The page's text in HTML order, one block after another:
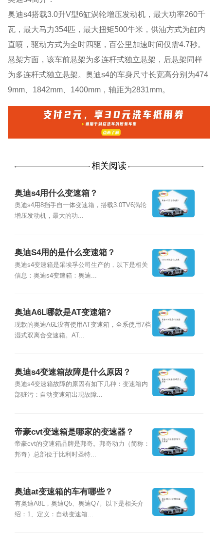
奥迪s4搭载3.0升V型6缸涡轮增压发动机，最大功率260千
瓦，最大马力354匹，最大扭矩500牛米，供油方式为缸内
直喷，驱动方式为全时四驱，百公里加速时间仅需4.7秒。
悬架方面，该车前悬架为多连杆式独立悬架，后悬架同样
为多连杆式独立悬架。奥迪s4的车身尺寸长宽高分别为474
9mm、1842mm、1400mm，轴距为2831mm。
相关阅读
奥迪s4用什么变速箱？
奥迪s4用8挡手自一体变速箱，搭载3.0TV6涡轮
增压发动机，最大的功...
奥迪S4用的是什么变速箱？
奥迪s4变速箱是采埃孚公司生产的，以下是相关
信息：奥迪s4变速箱：奥迪...
奥迪A6L哪款是AT变速箱?
现款的奥迪A6L没有使用AT变速箱，全系使用7档
湿式双离合变速箱。AT...
奥迪s4变速箱故障是什么原因？
奥迪s4变速箱故障的原因有如下几种：变速箱内
部赃污：自动变速箱出现故障...
帝豪cvt变速箱是哪家的变速器？
帝豪cvt的变速箱品牌是邦奇。邦奇动力（简称：
邦奇）总部位于比利时圣特...
奥迪at变速箱的车有哪些？
有奥迪A8L，奥迪Q5、奥迪Q7。以下是相关介
绍：1、定义：自动变速箱...